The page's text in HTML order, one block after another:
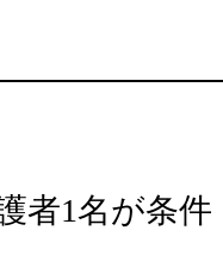
者1名が条件